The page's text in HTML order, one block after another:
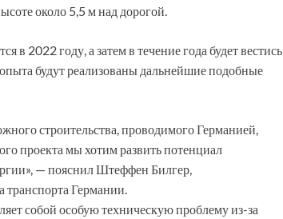
около 5,5 м над дорогой.
в 2022 году, а затем в течение года будет вестись
будут реализованы дальнейшие подобные
строительства, проводимого Германией,
проекта мы хотим развить потенциал
— пояснил Штеффен Билгер,
транспорта Германии.
собой особую техническую проблему из-за